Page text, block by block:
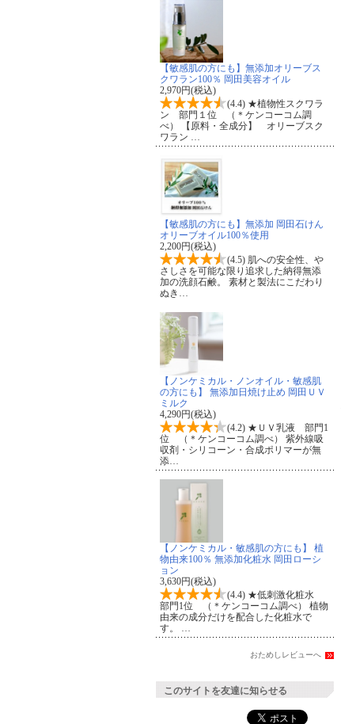
【敏感肌の方にも】無添加オリーブス
クワラン100％ 岡田美容オイル
2,970円(税込)
(4.4) ★植物性スクワラ
ン 部門１位 （＊ケンコーコム調
べ） 【原料・全成分】 オリーブスク
ワラン …
【敏感肌の方にも】無添加 岡田石けん
オリーブオイル100％使用
2,200円(税込)
(4.5) 肌への安全性、や
さしさを可能な限り追求した納得無添
加の洗顔石鹸。 素材と製法にこだわり
ぬき…
【ノンケミカル・ノンオイル・敏感肌
の方にも】 無添加日焼け止め 岡田ＵＶ
ミルク
4,290円(税込)
(4.2) ★ＵＶ乳液 部門1
位 （＊ケンコーコム調べ） 紫外線吸
収剤・シリコーン・合成ポリマーが無
添…
【ノンケミカル・敏感肌の方にも】 植
物由来100％ 無添加化粧水 岡田ローシ
ョン
3,630円(税込)
(4.4) ★低刺激化粧水
部門1位 （＊ケンコーコム調べ） 植物
由来の成分だけを配合した化粧水で
す。 …
おためしレビューへ
このサイトを友達に知らせる